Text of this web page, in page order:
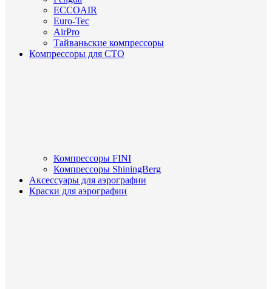
ECCOAIR
Euro-Tec
AirPro
Тайваньские компрессоры
Компрессоры для СТО
Компрессоры FINI
Компрессоры ShiningBerg
Аксессуары для аэрографии
Краски для аэрографии